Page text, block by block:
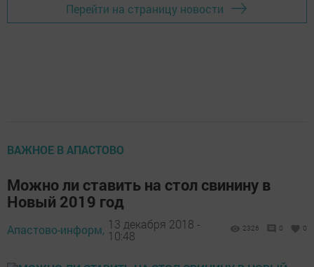
Перейти на страницу новости
ВАЖНОЕ В АПАСТОВО
Можно ли ставить на стол свинину в
Новый 2019 год
Апастово-информ, 13 декабря 2018 -
10:48
2326 0 0